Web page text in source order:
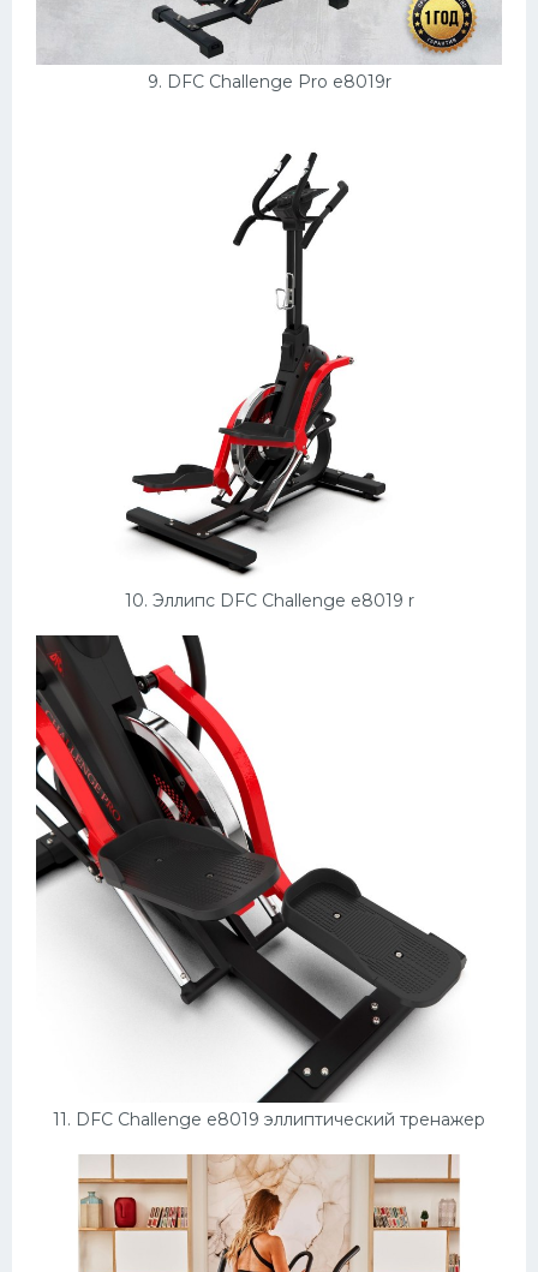
9. DFC Challenge Pro e8019r
10. Эллипс DFC Challenge e8019 r
11. DFC Challenge e8019 эллиптический тренажер